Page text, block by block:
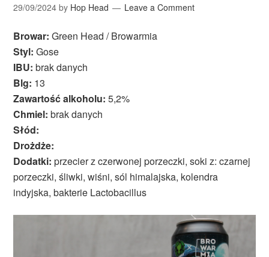
29/09/2024 by Hop Head Leave a Comment
Browar: Green Head / Browarmia
Styl: Gose
IBU: brak danych
Blg: 13
Zawartość alkoholu: 5,2%
Chmiel: brak danych
Słód:
Drożdże:
Dodatki: przecier z czerwonej porzeczki, soki z: czarnej
porzeczki, śliwki, wiśni, sól himalajska, kolendra
indyjska, bakterie Lactobacillus